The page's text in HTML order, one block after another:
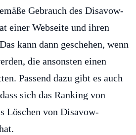
Gebrauch des Disavow-
einer Webseite und ihren
kann dann geschehen, wenn
die ansonsten einen
Passend dazu gibt es auch
sich das Ranking von
Löschen von Disavow-